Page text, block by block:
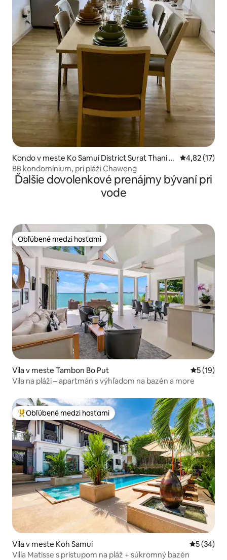
Kondo v meste Ko Samui District Surat Thani 8
4320
Priemerné
4,82 (17)
BB kondomínium, pri pláži Chaweng
Ďalšie dovolenkové prenájmy bývaní pri
vode
Obľúbené medzi hosťami
Obľúbené medzi hosťami
Vila v meste Tambon Bo Put
5 (19)
Vila na pláži – apartmán s výhľadom na bazén a more
Najobľúbenejšie medzi hosťami
Obľúbené medzi hosťami
Vila v meste Koh Samui
5 (34)
Villa Matisse s prístupom na pláž + súkromný bazén